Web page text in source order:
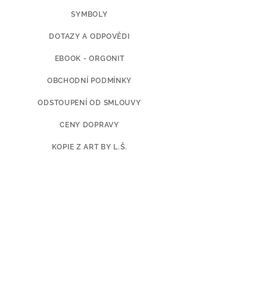
SYMBOLY
DOTAZY A ODPOVĚDI
EBOOK - ORGONIT
OBCHODNÍ PODMÍNKY
ODSTOUPENÍ OD SMLOUVY
CENY DOPRAVY
KOPIE Z ART BY L.Š.